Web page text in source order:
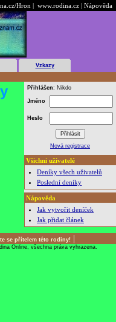
Hron | www.rodina.cz | Nápověda
Vzkazy
Přihlášen: Nikdo
Jméno
Heslo
Nová registrace
Všichni uživatelé
Deníky všech uživatelů
Poslední deníky
Nápověda
Jak vytvořit deníček
Jak přidat článek
se přítelem této rodiny! |
Online, všechna práva vyhrazena.